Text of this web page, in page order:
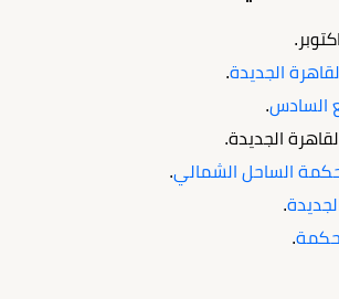
الجديدة.
السادس.
الجديدة.
الساحل الشمالي.
.
.